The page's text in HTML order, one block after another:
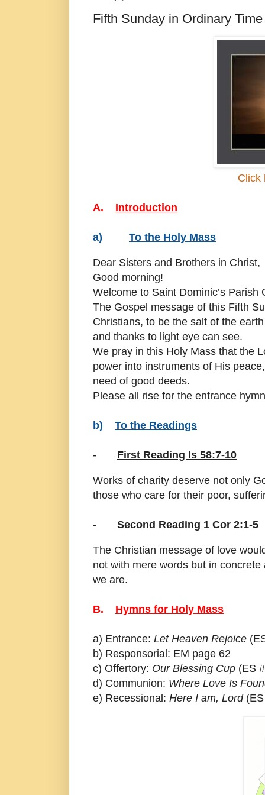
Fifth Sunday in Ordinary
Click
A. Introduction
a) To the Holy Mass
Dear Sisters and Brothers in Christ,
Good morning!
Welcome to Saint Dominic’s
The Gospel message of this Fifth
Christians, to be the salt of the
and thanks to light eye can see.
We pray in this Holy Mass that the
power into instruments of His
need of good deeds.
Please all rise for the entrance
b) To the Readings
- First Reading Is 58:7-10
Works of charity deserve not only
those who care for their poor,
- Second Reading 1 Cor 2:1-5
The Christian message of love
not with mere words but in
we
B. Hymns for Holy Mass
a) Entrance: Let Heaven Rejoice (E
b) Responsorial: EM page 62
c) Offertory: Our Blessing Cup (ES
d) Communion: Where Love Is
e) Recessional: Here I am, Lord (E